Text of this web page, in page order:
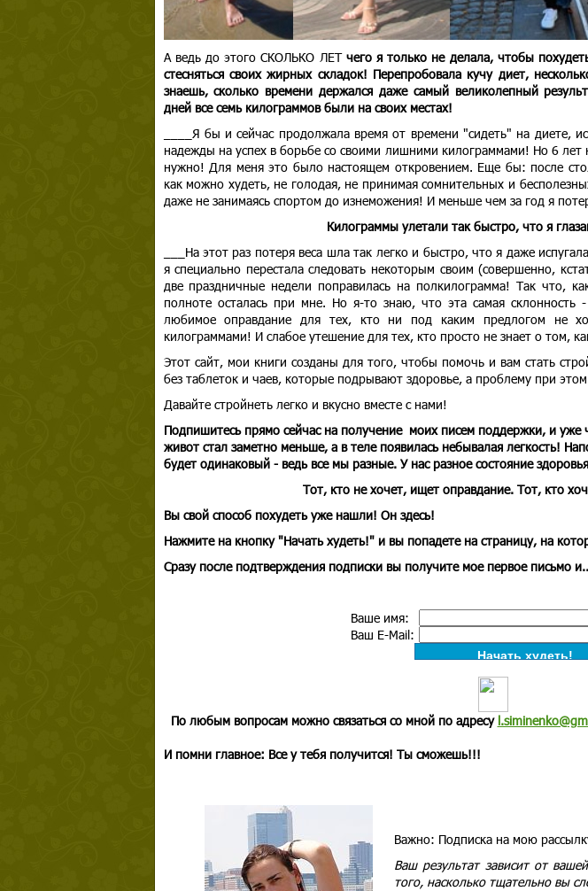
А ведь до этого СКОЛЬКО ЛЕТ чего я только не делала, чтобы
стесняться своих жирных складок! Перепробовала кучу диет,
знаешь, сколько времени держался даже самый великолепный
дней все семь килограммов были на своих местах!
____Я бы и сейчас продолжала время от времени "сидеть" на диете,
надежды на успех в борьбе со своими лишними килограммами! Но 6 лет
нужно! Для меня это было настоящем откровением. Еще бы: после
как можно худеть, не голодая, не принимая сомнительных и
даже не занимаясь спортом до изнеможения! И меньше чем за год я
Килограммы улетали так быстро, что я
___На этот раз потеря веса шла так легко и быстро, что я даже
я специально перестала следовать некоторым своим (совершенно,
две праздничные недели поправилась на полкилограмма! Так что,
полноте осталась при мне. Но я-то знаю, что эта самая
любимое оправдание для тех, кто ни под каким предлогом не
килограммами! И слабое утешение для тех, кто просто не знает о том,
Этот сайт, мои книги созданы для того, чтобы помочь и вам стать
без таблеток и чаев, которые подрывают здоровье, а проблему при
Давайте стройнеть легко и вкусно вместе с нами!
Подпишитесь прямо сейчас на получение моих писем поддержки, и уже
живот стал заметно меньше, а в теле появилась небывалая легкость!
будет одинаковый - ведь все мы разные. У нас разное состояние
Тот, кто не хочет, ищет оправдание. Тот, кто
Вы свой способ похудеть уже нашли! Он здесь!
Нажмите на кнопку "Начать худеть!" и вы попадете на страницу, на
Сразу после подтверждения подпискивы получите мое первое письмо
Ваше имя:
Ваш E-Mail:
По любым вопросам можно связаться со мной по адресу
И помни главное: Все у тебя получится! Ты сможешь!!!
Важно: Подписка на мою
Ваш результат зависит от
того, насколько тщательно вы